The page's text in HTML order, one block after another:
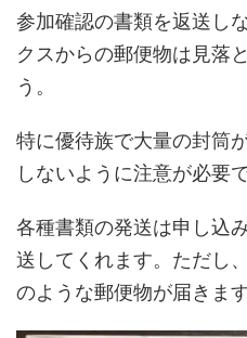
参加確認の書類を返送し
クスからの郵便物は見落
う。
特に優待族で大量の封筒
しないように注意が必要で
各種書類の発送は申し込
送してくれます。ただし
のような郵便物が届きます